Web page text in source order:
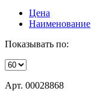
Цена
Наименование
Показывать по:
Арт. 00028868